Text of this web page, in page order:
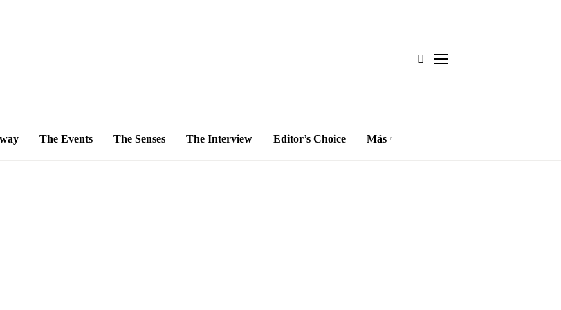
The Events The Senses The Interview Editor’s Choice Más